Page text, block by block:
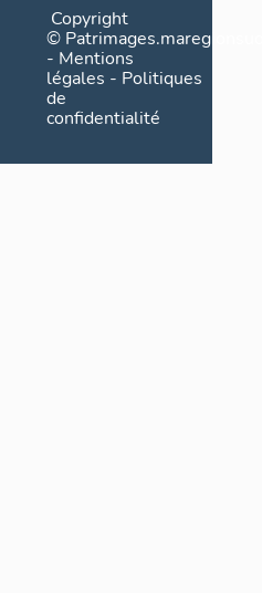
Copyright
©
- Mentions
légales - Politiques
de
confidentialité